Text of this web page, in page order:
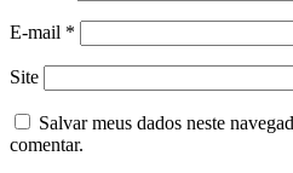
E-mail *
Site
Salvar meus dados neste
comentar.